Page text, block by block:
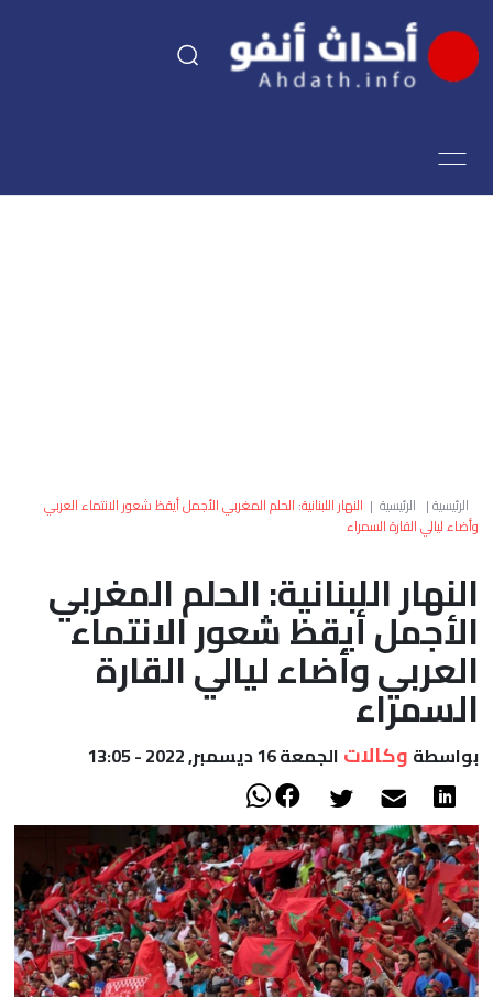
اقتصاد
العالم
الصحراء
الرئيسية| الرئيسية | النهار اللبنانية: الحلم المغربي الأجمل أيقظ شعور الانتماء العربي
وأضاء ليالي القارة السمراء
النهار اللبنانية: الحلم المغربي
الأجمل أيقظ شعور الانتماء
العربي وأضاء ليالي القارة
السمراء
بواسطة وكالات الجمعة 16 ديسمبر, 2022 - 13:05